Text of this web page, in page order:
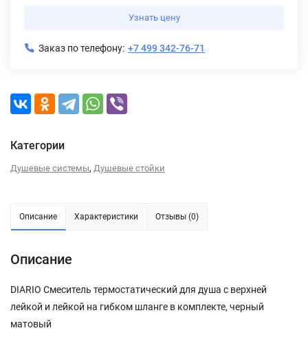
Узнать цену
Заказ по телефону: +7 499 342-76-71
Категории
Душевые системы, Душевые стойки
Описание Характеристики Отзывы (0)
Описание
DIARIO Смеситель термостатический для душа с верхней
лейкой и лейкой на гибком шланге в комплекте, черный
матовый